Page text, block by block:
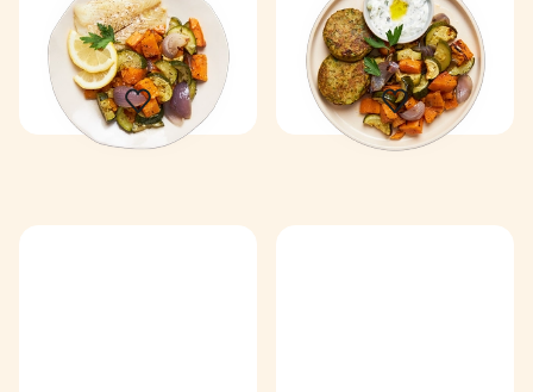
rôties au air-fryer
32 min 1
tzatziki
27 min 1